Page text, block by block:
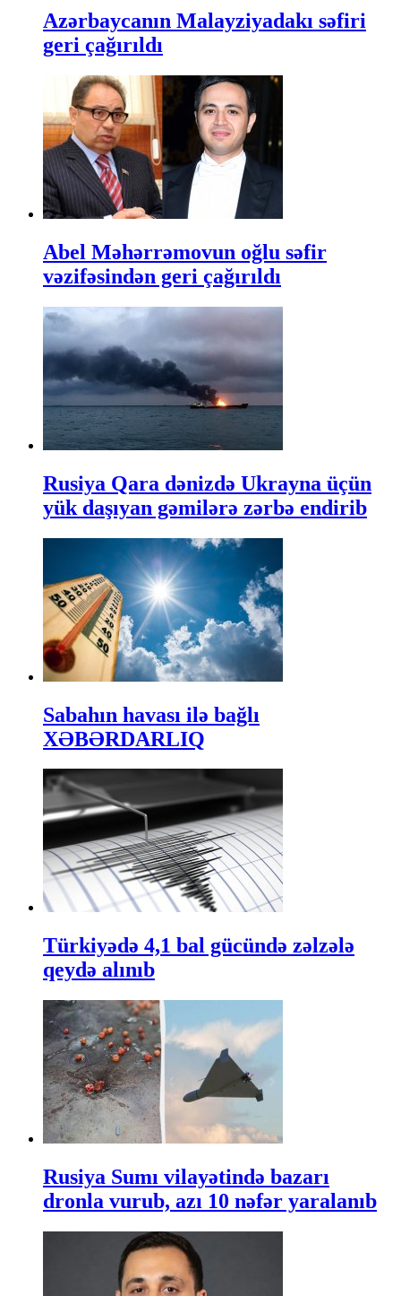
Azərbaycanın Malayziyadakı səfiri
geri çağırıldı
Abel Məhərrəmovun oğlu səfir
vəzifəsindən geri çağırıldı
Rusiya Qara dənizdə Ukrayna üçün
yük daşıyan gəmilərə zərbə endirib
Sabahın havası ilə bağlı
XƏBƏRDARLIQ
Türkiyədə 4,1 bal gücündə zəlzələ
qeydə alınıb
Rusiya Sumı vilayətində bazarı
dronla vurub, azı 10 nəfər yaralanıb